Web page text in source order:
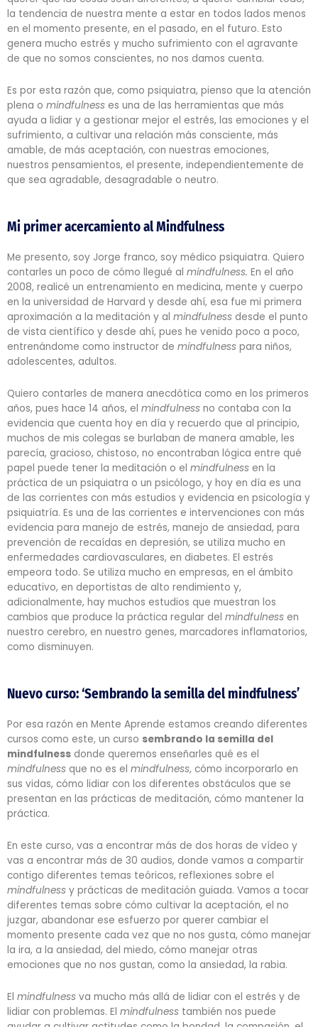
la tendencia de nuestra mente a estar en todos lados menos
en el momento presente, en el pasado, en el futuro. Esto
genera mucho estrés y mucho sufrimiento con el agravante
de que no somos conscientes, no nos damos cuenta.
Es por esta razón que, como psiquiatra, pienso que la atención
plena o mindfulness es una de las herramientas que más
ayuda a lidiar y a gestionar mejor el estrés, las emociones y el
sufrimiento, a cultivar una relación más consciente, más
amable, de más aceptación, con nuestras emociones,
nuestros pensamientos, el presente, independientemente de
que sea agradable, desagradable o neutro.
Mi primer acercamiento al Mindfulness
Me presento, soy Jorge franco, soy médico psiquiatra. Quiero
contarles un poco de cómo llegué al mindfulness. En el año
2008, realicé un entrenamiento en medicina, mente y cuerpo
en la universidad de Harvard y desde ahí, esa fue mi primera
aproximación a la meditación y al mindfulness desde el punto
de vista científico y desde ahí, pues he venido poco a poco,
entrenándome como instructor de mindfulness para niños,
adolescentes, adultos.
Quiero contarles de manera anecdótica como en los primeros
años, pues hace 14 años, el mindfulness no contaba con la
evidencia que cuenta hoy en día y recuerdo que al principio,
muchos de mis colegas se burlaban de manera amable, les
parecía, gracioso, chistoso, no encontraban lógica entre qué
papel puede tener la meditación o el mindfulness en la
práctica de un psiquiatra o un psicólogo, y hoy en día es una
de las corrientes con más estudios y evidencia en psicología y
psiquiatría. Es una de las corrientes e intervenciones con más
evidencia para manejo de estrés, manejo de ansiedad, para
prevención de recaídas en depresión, se utiliza mucho en
enfermedades cardiovasculares, en diabetes. El estrés
empeora todo. Se utiliza mucho en empresas, en el ámbito
educativo, en deportistas de alto rendimiento y,
adicionalmente, hay muchos estudios que muestran los
cambios que produce la práctica regular del mindfulness en
nuestro cerebro, en nuestro genes, marcadores inflamatorios,
como disminuyen.
Nuevo curso: ‘Sembrando la semilla del mindfulness’
Por esa razón en Mente Aprende estamos creando diferentes
cursos como este, un curso sembrando la semilla del
mindfulness donde queremos enseñarles qué es el
mindfulness que no es el mindfulness, cómo incorporarlo en
sus vidas, cómo lidiar con los diferentes obstáculos que se
presentan en las prácticas de meditación, cómo mantener la
práctica.
En este curso, vas a encontrar más de dos horas de vídeo y
vas a encontrar más de 30 audios, donde vamos a compartir
contigo diferentes temas teóricos, reflexiones sobre el
mindfulness y prácticas de meditación guiada. Vamos a tocar
diferentes temas sobre cómo cultivar la aceptación, el no
juzgar, abandonar ese esfuerzo por querer cambiar el
momento presente cada vez que no nos gusta, cómo manejar
la ira, a la ansiedad, del miedo, cómo manejar otras
emociones que no nos gustan, como la ansiedad, la rabia.
El mindfulness va mucho más allá de lidiar con el estrés y de
lidiar con problemas. El mindfulness también nos puede